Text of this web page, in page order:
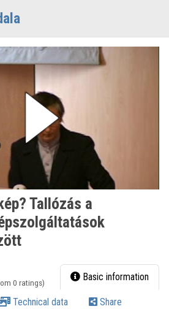
Tallózás a
0 ratings) Basic information
Technical data Share